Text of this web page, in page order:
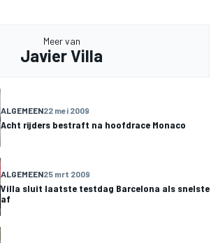
Meer van
Javier Villa
ALGEMEEN22 mei 2009
Acht rijders bestraft na hoofdrace Monaco
ALGEMEEN25 mrt 2009
Villa sluit laatste testdag Barcelona als snelste
af